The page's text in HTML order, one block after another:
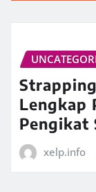
Lengkap
Pengikat
xelp.info